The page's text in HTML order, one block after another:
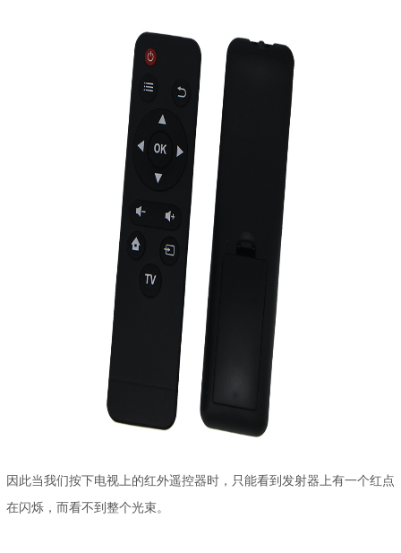
因此当我们按下电视上的红外遥控器时，只能看到发射器上有一个红点
在闪烁，而看不到整个光束。